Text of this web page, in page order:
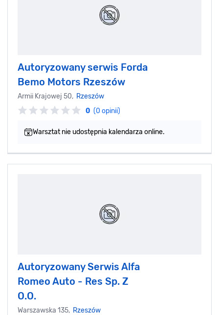
Autoryzowany serwis Forda
Bemo Motors Rzeszów
Armii Krajowej 50, Rzeszów
0 (0 opinii)
Warsztat nie udostępnia kalendarza online.
Autoryzowany Serwis Alfa
Romeo Auto - Res Sp. Z
O.O.
Warszawska 135, Rzeszów